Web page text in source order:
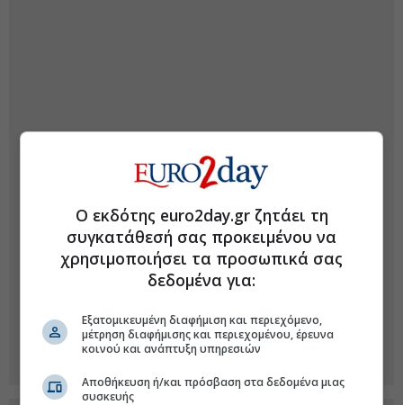
Ο εκδότης euro2day.gr ζητάει τη
συγκατάθεσή σας προκειμένου να
χρησιμοποιήσει τα προσωπικά σας
δεδομένα για:
Εξατομικευμένη διαφήμιση και περιεχόμενο,
μέτρηση διαφήμισης και περιεχομένου, έρευνα
κοινού και ανάπτυξη υπηρεσιών
Αποθήκευση ή/και πρόσβαση στα δεδομένα μιας
συσκευής